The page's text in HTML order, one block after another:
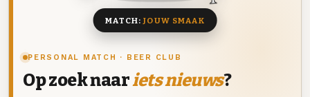
PERSONAL MATCH · BEER CLUB
Op zoek naariets nieuws?
MATCH:JOUW SMAAK